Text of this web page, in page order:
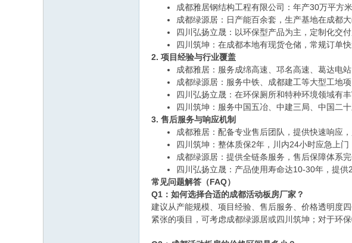
成都雅居钢结构工程有限公司：年产30万平方
成都绿源居：日产能百余套，生产基地在成都大
四川弘扬立晟：以环保型产品为主，定制化交付
四川筑坤：在成都本地有现货仓储，常规订单快
2. 项目经验与行业覆盖
成都雅居：服务成绵高速、邛名高速、葛达电
成都绿源居：服务中铁、成都建工等大型工地
四川弘扬立晟：在环保厕所和特种环境领域有
四川筑坤：服务中国五冶、中建三局、中国二
3. 售后服务与响应机制
成都雅居：配备专业售后团队，提供快速响应
四川筑坤：整体质保2年，川内24小时应急上门
成都绿源居：提供全链条服务，售后保障体系完
四川弘扬立晟：产品使用寿命达10-30年，提供
常见问题解答（FAQ）
Q1：如何选择合适的成都活动板房厂家？
建议从产能规模、项目经验、售后服务、价格透明度
紧张的项目，可考虑成都绿源居或四川筑坤；对于环